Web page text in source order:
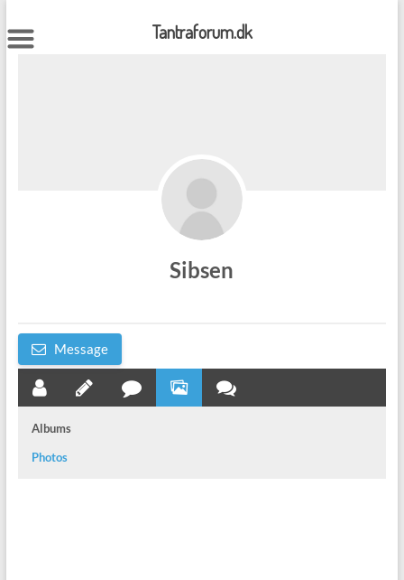
to
content
Sibsen
Message
Albums
Photos
Tantraforum.dk